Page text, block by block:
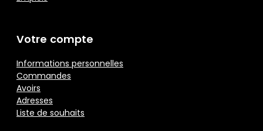
Votre compte
Informations personnelles
Commandes
Avoirs
Adresses
Liste de souhaits